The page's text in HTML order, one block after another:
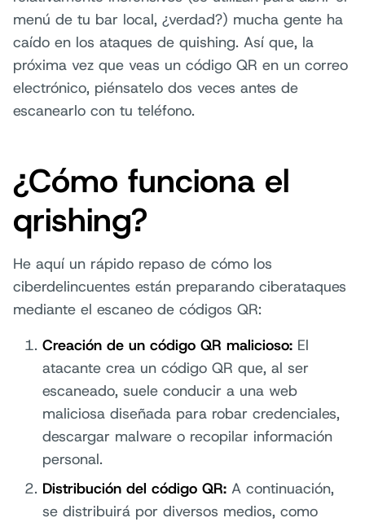
menú de tu bar local, ¿verdad?) mucha gente ha
caído en los ataques de quishing. Así que, la
próxima vez que veas un código QR en un correo
electrónico, piénsatelo dos veces antes de
escanearlo con tu teléfono.
¿Cómo funciona el
qrishing?
He aquí un rápido repaso de cómo los
ciberdelincuentes están preparando ciberataques
mediante el escaneo de códigos QR:
Creación de un código QR malicioso: El
atacante crea un código QR que, al ser
escaneado, suele conducir a una web
maliciosa diseñada para robar credenciales,
descargar malware o recopilar información
personal.
Distribución del código QR: A continuación,
se distribuirá por diversos medios, como